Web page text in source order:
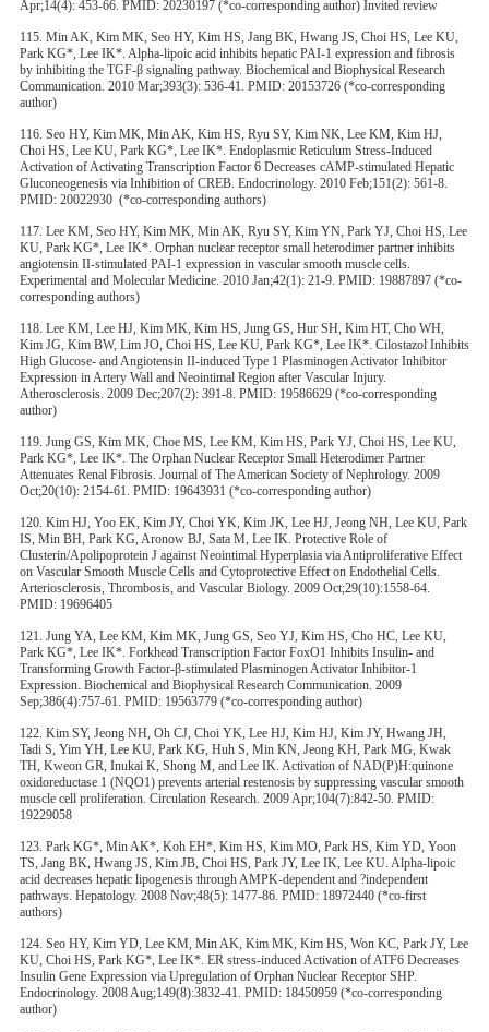
Apr;14(4): 453-66. PMID: 20230197 (*co-corresponding author) Invited review
115. Min AK, Kim MK, Seo HY, Kim HS, Jang BK, Hwang JS, Choi HS, Lee KU,
Park KG*, Lee IK*. Alpha-lipoic acid inhibits hepatic PAI-1 expression and fibrosis
by inhibiting the TGF-β signaling pathway. Biochemical and Biophysical Research
Communication. 2010 Mar;393(3): 536-41. PMID: 20153726 (*co-corresponding
author)
116. Seo HY, Kim MK, Min AK, Kim HS, Ryu SY, Kim NK, Lee KM, Kim HJ,
Choi HS, Lee KU, Park KG*, Lee IK*. Endoplasmic Reticulum Stress-Induced
Activation of Activating Transcription Factor 6 Decreases cAMP-stimulated Hepatic
Gluconeogenesis via Inhibition of CREB. Endocrinology. 2010 Feb;151(2): 561-8.
PMID: 20022930 (*co-corresponding authors)
117. Lee KM, Seo HY, Kim MK, Min AK, Ryu SY, Kim YN, Park YJ, Choi HS, Lee
KU, Park KG*, Lee IK*. Orphan nuclear receptor small heterodimer partner inhibits
angiotensin II-stimulated PAI-1 expression in vascular smooth muscle cells.
Experimental and Molecular Medicine. 2010 Jan;42(1): 21-9. PMID: 19887897 (*co-
corresponding authors)
118. Lee KM, Lee HJ, Kim MK, Kim HS, Jung GS, Hur SH, Kim HT, Cho WH,
Kim JG, Kim BW, Lim JO, Choi HS, Lee KU, Park KG*, Lee IK*. Cilostazol Inhibits
High Glucose- and Angiotensin II-induced Type 1 Plasminogen Activator Inhibitor
Expression in Artery Wall and Neointimal Region after Vascular Injury.
Atherosclerosis. 2009 Dec;207(2): 391-8. PMID: 19586629 (*co-corresponding
author)
119. Jung GS, Kim MK, Choe MS, Lee KM, Kim HS, Park YJ, Choi HS, Lee KU,
Park KG*, Lee IK*. The Orphan Nuclear Receptor Small Heterodimer Partner
Attenuates Renal Fibrosis. Journal of The American Society of Nephrology. 2009
Oct;20(10): 2154-61. PMID: 19643931 (*co-corresponding author)
120. Kim HJ, Yoo EK, Kim JY, Choi YK, Kim JK, Lee HJ, Jeong NH, Lee KU, Park
IS, Min BH, Park KG, Aronow BJ, Sata M, Lee IK. Protective Role of
Clusterin/Apolipoprotein J against Neointimal Hyperplasia via Antiproliferative Effect
on Vascular Smooth Muscle Cells and Cytoprotective Effect on Endothelial Cells.
Arteriosclerosis, Thrombosis, and Vascular Biology. 2009 Oct;29(10):1558-64.
PMID: 19696405
121. Jung YA, Lee KM, Kim MK, Jung GS, Seo YJ, Kim HS, Cho HC, Lee KU,
Park KG*, Lee IK*. Forkhead Transcription Factor FoxO1 Inhibits Insulin- and
Transforming Growth Factor-β-stimulated Plasminogen Activator Inhibitor-1
Expression. Biochemical and Biophysical Research Communication. 2009
Sep;386(4):757-61. PMID: 19563779 (*co-corresponding author)
122. Kim SY, Jeong NH, Oh CJ, Choi YK, Lee HJ, Kim HJ, Kim JY, Hwang JH,
Tadi S, Yim YH, Lee KU, Park KG, Huh S, Min KN, Jeong KH, Park MG, Kwak
TH, Kweon GR, Inukai K, Shong M, and Lee IK. Activation of NAD(P)H:quinone
oxidoreductase 1 (NQO1) prevents arterial restenosis by suppressing vascular smooth
muscle cell proliferation. Circulation Research. 2009 Apr;104(7):842-50. PMID:
19229058
123. Park KG*, Min AK*, Koh EH*, Kim HS, Kim MO, Park HS, Kim YD, Yoon
TS, Jang BK, Hwang JS, Kim JB, Choi HS, Park JY, Lee IK, Lee KU. Alpha-lipoic
acid decreases hepatic lipogenesis through AMPK-dependent and ?independent
pathways. Hepatology. 2008 Nov;48(5): 1477-86. PMID: 18972440 (*co-first
authors)
124. Seo HY, Kim YD, Lee KM, Min AK, Kim MK, Kim HS, Won KC, Park JY, Lee
KU, Choi HS, Park KG*, Lee IK*. ER stress-induced Activation of ATF6 Decreases
Insulin Gene Expression via Upregulation of Orphan Nuclear Receptor SHP.
Endocrinology. 2008 Aug;149(8):3832-41. PMID: 18450959 (*co-corresponding
author)